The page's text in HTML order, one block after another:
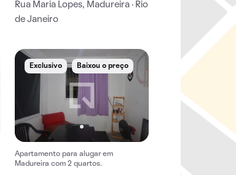
Rua Maria Lopes, Madureira · Rio
de Janeiro
Exclusivo Baixou o preço
Apartamento para alugar em
Madureira com 2 quartos.